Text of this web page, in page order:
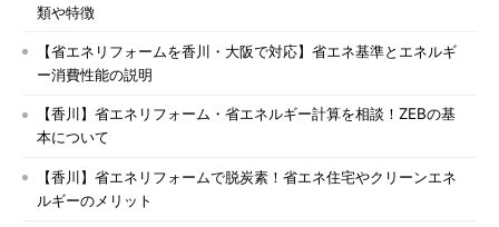
類や特徴
【省エネリフォームを香川・大阪で対応】省エネ基準とエネルギ
ー消費性能の説明
【香川】省エネリフォーム・省エネルギー計算を相談！ZEBの基
本について
【香川】省エネリフォームで脱炭素！省エネ住宅やクリーンエネ
ルギーのメリット